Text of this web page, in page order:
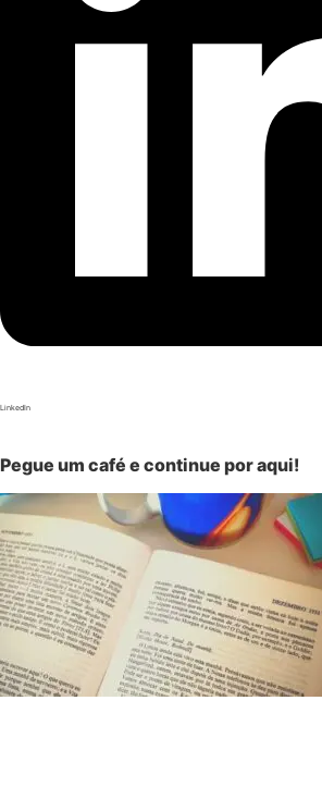
LinkedIn
Pegue um café e continue por aqui!